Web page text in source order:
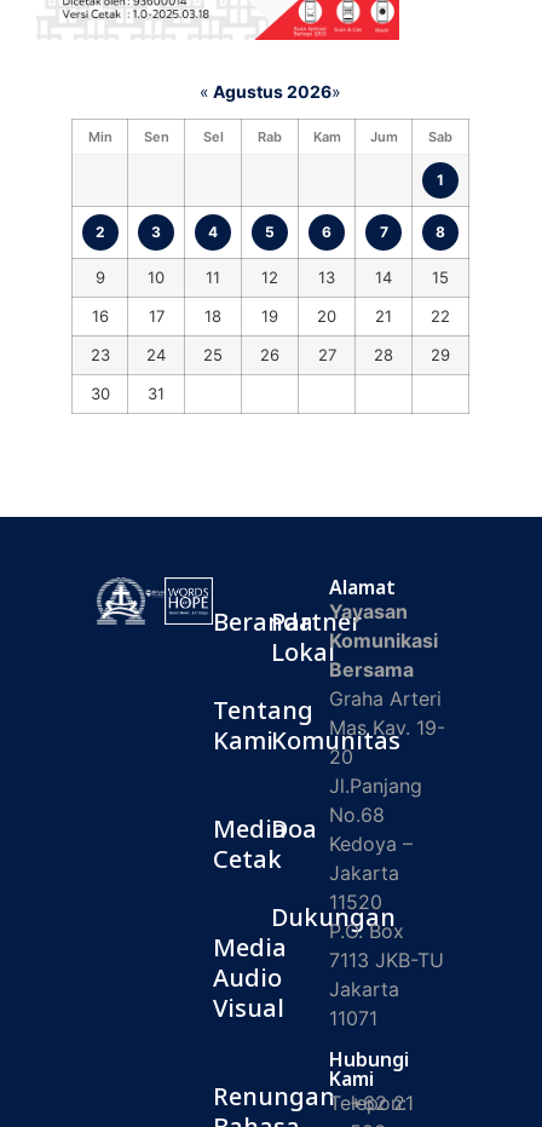
« Agustus 2026»
Min Sen Sel Rab Kam Jum Sab
1
2 3 4 5 6 7 8
9 10 11 12 13 14
15
16
17 18 19 20 21
22
23
24 25 26 27 28
29
30
31
Beranda
Tentang
Kami
Media
Cetak
Media
Audio
Visual
Renungan
Partner
Lokal
Komunitas
Doa
Dukungan
Alamat
Yayasan
Komunikasi
Bersama
Graha Arteri
Mas Kav. 19-
20
Jl.Panjang
No.68
Kedoya –
Jakarta
11520
P.O. Box
7113 JKB-TU
Jakarta
11071
Hubungi
Kami
Telepon:
+62 21